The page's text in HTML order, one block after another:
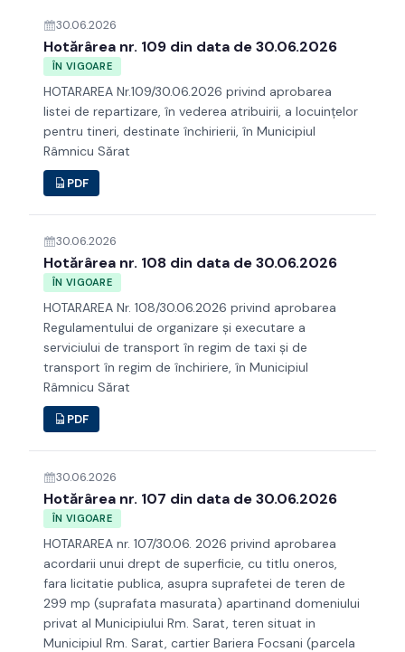
30.06.2026
Hotărârea nr. 109 din data de 30.06.2026
ÎN VIGOARE
HOTARAREA Nr.109/30.06.2026 privind aprobarea
listei de repartizare, în vederea atribuirii, a locuinţelor
pentru tineri, destinate închirierii, în Municipiul
Râmnicu Sărat
PDF
30.06.2026
Hotărârea nr. 108 din data de 30.06.2026
ÎN VIGOARE
HOTARAREA Nr. 108/30.06.2026 privind aprobarea
Regulamentului de organizare și executare a
serviciului de transport în regim de taxi și de
transport în regim de închiriere, în Municipiul
Râmnicu Sărat
PDF
30.06.2026
Hotărârea nr. 107 din data de 30.06.2026
ÎN VIGOARE
HOTARAREA nr. 107/30.06. 2026 privind aprobarea
acordarii unui drept de superficie, cu titlu oneros,
fara licitatie publica, asupra suprafetei de teren de
299 mp (suprafata masurata) apartinand domeniului
privat al Municipiului Rm. Sarat, teren situat in
Municipiul Rm. Sarat, cartier Bariera Focsani (parcela